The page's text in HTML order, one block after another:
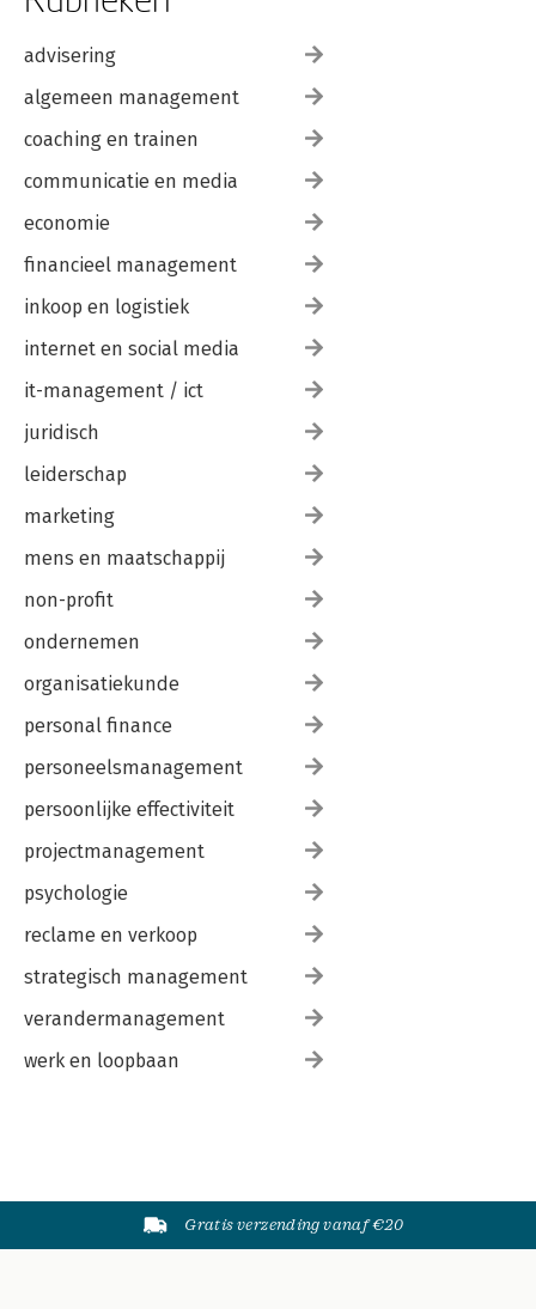
advisering
algemeen management
coaching en trainen
communicatie en media
economie
financieel management
inkoop en logistiek
internet en social media
it-management / ict
juridisch
leiderschap
marketing
mens en maatschappij
non-profit
ondernemen
organisatiekunde
personal finance
personeelsmanagement
persoonlijke effectiviteit
projectmanagement
psychologie
reclame en verkoop
strategisch management
verandermanagement
werk en loopbaan
Gratis verzending vanaf €20